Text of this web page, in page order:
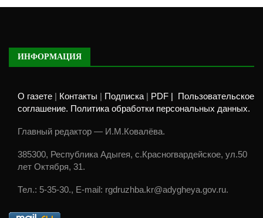
ИНФОРМАЦИЯ
О газете Контакты Подписка PDF |
Пользовательское
соглашение. Политика обработки персональных данных.
Главный редактор — И.М.Ковалёва.
385300, Республика Адыгея, с.Красногвардейское, ул.50
лет Октября, 31.
Тел.: 5-35-30., E-mail: rgdruzhba.kr@adygheya.gov.ru.